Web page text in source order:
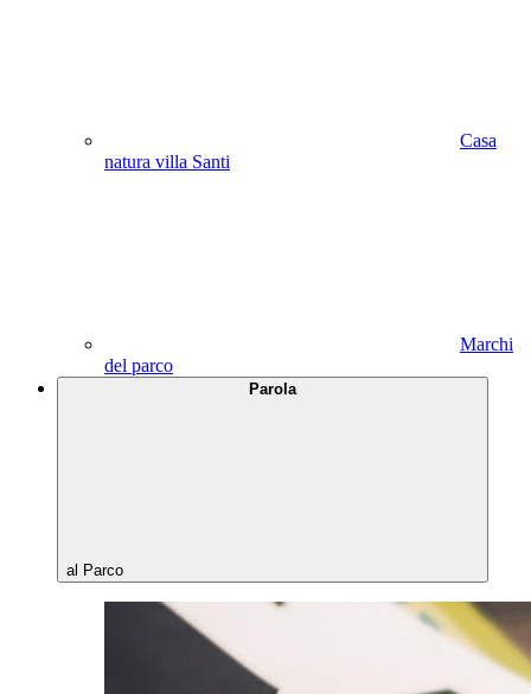
Casa
natura villa Santi
Marchi
del parco
Parola
al Parco